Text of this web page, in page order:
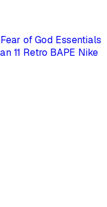
Fear of God Essentials
11 Retro BAPE Nike